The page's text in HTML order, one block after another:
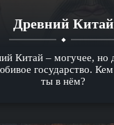
Древний Китай
Китай – могучее, но
государство.
ты в нём?